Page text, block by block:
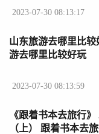
2023-07-30 08:13:17
山东旅游去哪里比
游去哪里比较好玩
2023-07-30 08:13:59
《跟着书本去旅行
（上） 跟着书本去